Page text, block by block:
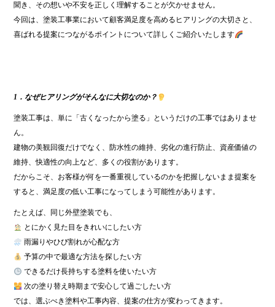
聞き、その想いや不安を正しく理解することが欠かせません。
今回は、塗装工事業において顧客満足度を高めるヒアリングの大切さと、
喜ばれる提案につながるポイントについて詳しくご紹介いたします
1．なぜヒアリングがそんなに大切なのか？
塗装工事は、単に「古くなったから塗る」というだけの工事ではありませ
ん。
建物の美観回復だけでなく、防水性の維持、劣化の進行防止、資産価値の
維持、快適性の向上など、多くの役割があります。
だからこそ、お客様が何を一番重視しているのかを把握しないまま提案を
すると、満足度の低い工事になってしまう可能性があります。
たとえば、同じ外壁塗装でも、
とにかく見た目をきれいにしたい方
雨漏りやひび割れが心配な方
予算の中で最適な方法を探したい方
できるだけ長持ちする塗料を使いたい方
次の塗り替え時期まで安心して過ごしたい方
では、選ぶべき塗料や工事内容、提案の仕方が変わってきます。